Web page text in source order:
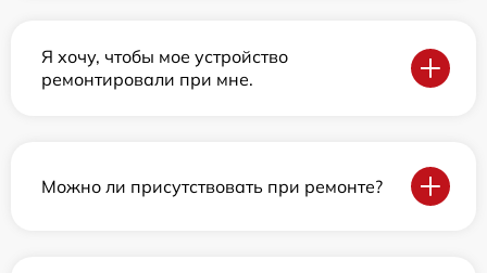
Я хочу, чтобы мое устройство
ремонтировали при мне.
Можно ли присутствовать при ремонте?